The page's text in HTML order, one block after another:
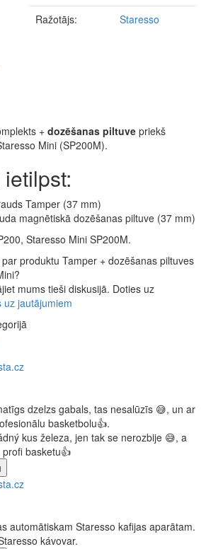
Ražotājs:
Staresso
+dozēšanas piltuve priekš
Mini (SP200M).
Tamper (37 mm)
magnētiskā dozēšanas piltuve (37 mm)
Staresso Mini SP200M.
par produktu Tamper + dozēšanas piltuves
mums tieši diskusijā. Doties uz
uz jautājumiem
dzelzs gabals, tas nesalūzīs 😅, un ar
basketbolu👍.
kus železa, jen tak se nerozbije 😅, a
basketu👍
automātiskam Staresso kafijas aparātam.
kávovar.